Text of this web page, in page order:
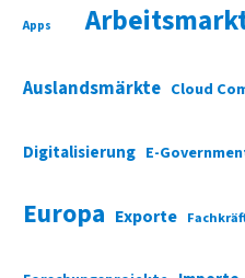
Apps
Auslandsmärkte Cloud
Digitalisierung E-
Europa Exporte